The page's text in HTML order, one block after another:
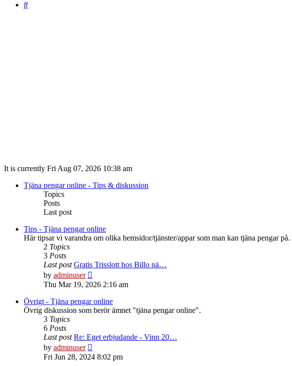
Search
It is currently Fri Aug 07, 2026 10:38 am
Tjäna pengar online - Tips & diskussion
Topics
Posts
Last post
Tips - Tjäna pengar online
Här tipsar vi varandra om olika hemsidor/tjänster/appar som man kan tjäna pengar på.
2 Topics
3 Posts
Last post Gratis Trisslott hos Billo nä…
by adminuser
the
post
Thu Mar 19, 2026 2:16 am
Övrigt - Tjäna pengar online
Övrig diskussion som berör ämnet "tjäna pengar online".
3 Topics
6 Posts
Last post Re: Eget erbjudande - Vinn 20…
by adminuser
the
Fri Jun 28, 2024 8:02 pm